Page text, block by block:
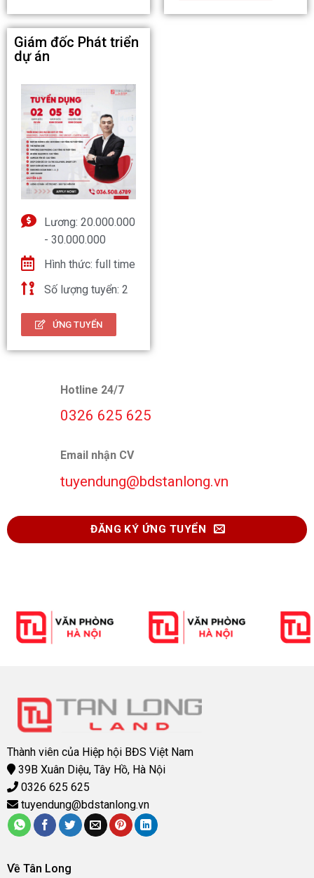
Giám đốc Phát triển
dự án
Lương: 20.000.000
- 30.000.000
Hình thức: full time
Số lượng tuyển: 2
ỨNG TUYỂN
Hotline 24/7
0326 625 625
Email nhận CV
tuyendung@bdstanlong.vn
ĐĂNG KÝ ỨNG TUYỂN
Thành viên của Hiệp hội BĐS Việt Nam
39B Xuân Diệu, Tây Hồ, Hà Nội
0326 625 625
tuyendung@bdstanlong.vn
Về Tân Long